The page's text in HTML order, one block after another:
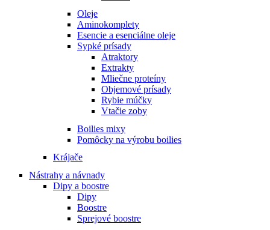
Oleje
Aminokomplety
Esencie a esenciálne oleje
Sypké prísady
Atraktory
Extrakty
Mliečne proteíny
Objemové prísady
Rybie múčky
Vtačie zoby
Boilies mixy
Pomôcky na výrobu boilies
Krájače
Nástrahy a návnady
Dipy a boostre
Dipy
Boostre
Sprejové boostre